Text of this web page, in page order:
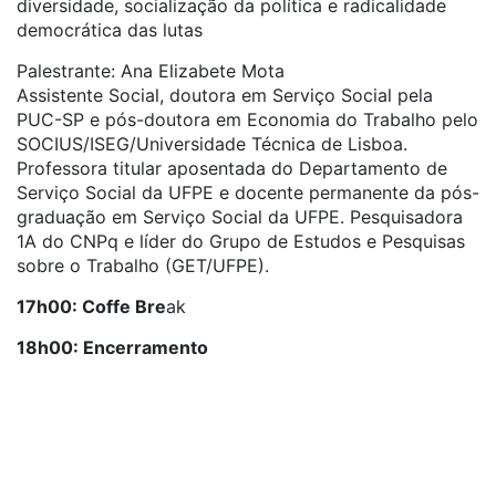
diversidade, socialização da política e radicalidade
democrática das lutas
Palestrante: Ana Elizabete Mota
Assistente Social, doutora em Serviço Social pela
PUC-SP e pós-doutora em Economia do Trabalho pelo
SOCIUS/ISEG/Universidade Técnica de Lisboa.
Professora titular aposentada do Departamento de
Serviço Social da UFPE e docente permanente da pós-
graduação em Serviço Social da UFPE. Pesquisadora
1A do CNPq e líder do Grupo de Estudos e Pesquisas
sobre o Trabalho (GET/UFPE).
17h00: Coffe Break
18h00: Encerramento